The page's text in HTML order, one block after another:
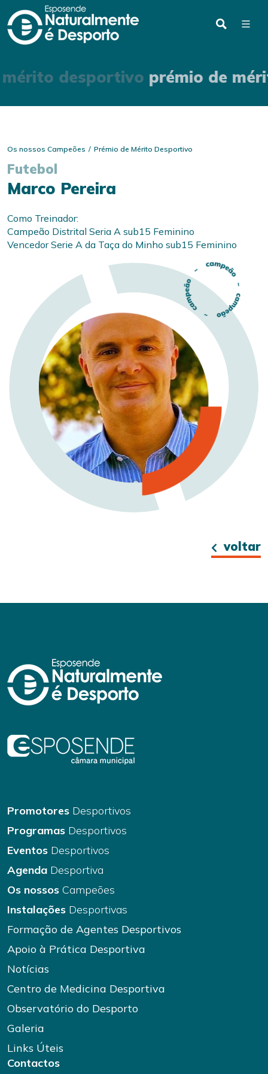
desportivo prémio de
Os nossos Campeões Prémio de Mérito Desportivo
Futebol
Marco Pereira
Como Treinador:
Campeão Distrital Seria A sub15 Feminino
Vencedor Serie A da Taça do Minho sub15 Feminino
voltar
Promotores Desportivos
Programas Desportivos
Eventos Desportivos
Agenda Desportiva
Os nossos Campeões
Instalações Desportivas
Formação de Agentes Desportivos
Apoio à Prática Desportiva
Notícias
Centro de Medicina Desportiva
Observatório do Desporto
Galeria
Links Úteis
Contactos